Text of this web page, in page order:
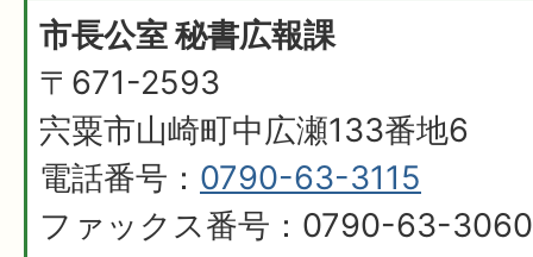
市長公室 秘書広報課
〒671-2593
宍粟市山崎町中広瀬133番地6
電話番号： 0790-63-3115
ファックス番号：0790-63-3060